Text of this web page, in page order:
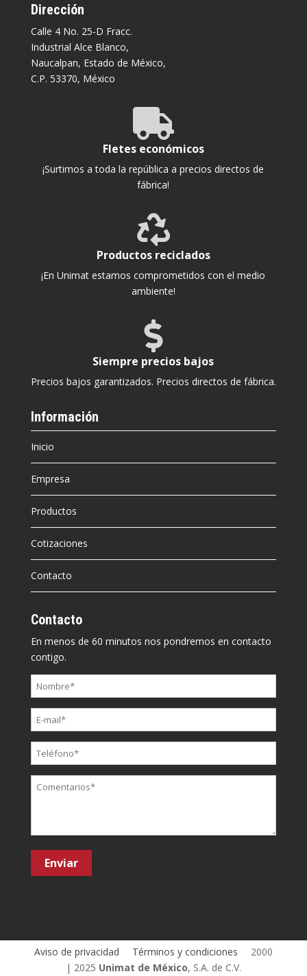
Dirección
Calle 4 No. 25-D Fracc.
Industrial Alce Blanco,
Naucalpan, Estado de México,
C.P. 53370, México

Fletes económicos
¡Surtimos a toda la república a precios directos de
fábrica!

Productos reciclados
¡En Unimat estamos comprometidos con el medio
ambiente!

Siempre precios bajos
Precios bajos garantizados. Precios directos de fábrica.
Información
Inicio
Empresa
Productos
Cotizaciones
Contacto
Contacto
En menos de 60 minutos nos pondremos en contacto
contigo.
Aviso de privacidad Términos y condiciones
2000
| 2025 Unimat de México, S.A. de C.V.